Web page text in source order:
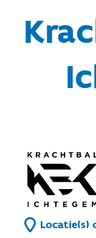
Locatie(s)